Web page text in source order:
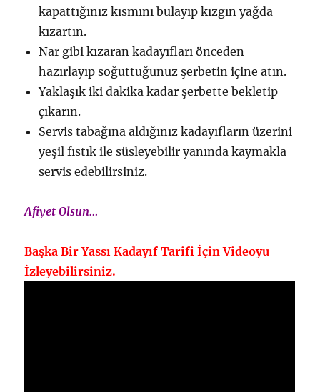
kapattığınız kısmını bulayıp kızgın yağda
kızartın.
Nar gibi kızaran kadayıfları önceden
hazırlayıp soğuttuğunuz şerbetin içine atın.
Yaklaşık iki dakika kadar şerbette bekletip
çıkarın.
Servis tabağına aldığınız kadayıfların üzerini
yeşil fıstık ile süsleyebilir yanında kaymakla
servis edebilirsiniz.
Afiyet Olsun…
Başka Bir Yassı Kadayıf Tarifi İçin Videoyu
İzleyebilirsiniz.